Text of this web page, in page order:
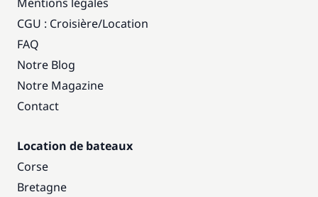
CGU : Croisière/Location
FAQ
Notre Blog
Notre Magazine
Contact
Location de bateaux
Corse
Bretagne